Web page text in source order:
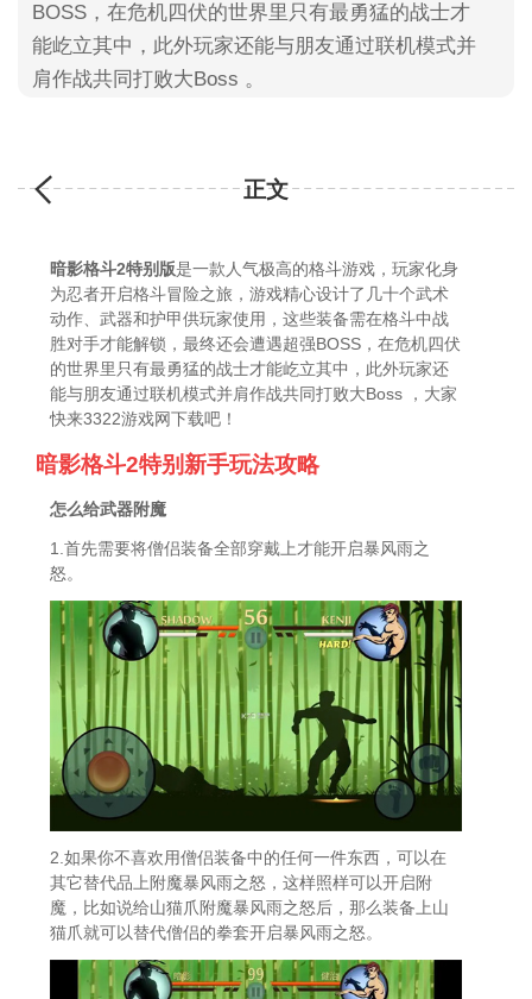
BOSS，在危机四伏的世界里只有最勇猛的战士才
能屹立其中，此外玩家还能与朋友通过联机模式并
肩作战共同打败大Boss 。
正文
暗影格斗2特别版是一款人气极高的格斗游戏，玩家化身
为忍者开启格斗冒险之旅，游戏精心设计了几十个武术
动作、武器和护甲供玩家使用，这些装备需在格斗中战
胜对手才能解锁，最终还会遭遇超强BOSS，在危机四伏
的世界里只有最勇猛的战士才能屹立其中，此外玩家还
能与朋友通过联机模式并肩作战共同打败大Boss ，大家
快来3322游戏网下载吧！
暗影格斗2特别新手玩法攻略
怎么给武器附魔
1.首先需要将僧侣装备全部穿戴上才能开启暴风雨之
怒。
2.如果你不喜欢用僧侣装备中的任何一件东西，可以在
其它替代品上附魔暴风雨之怒，这样照样可以开启附
魔，比如说给山猫爪附魔暴风雨之怒后，那么装备上山
猫爪就可以替代僧侣的拳套开启暴风雨之怒。